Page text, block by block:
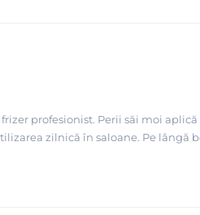
profesionist. Perii săi moi
zilnică în saloane. Pe lângă